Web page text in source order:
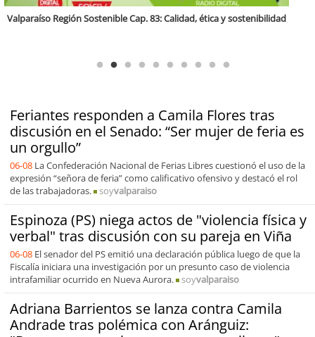
Feriantes responden a Camila Flores tras
discusión en el Senado: “Ser mujer de feria es
un orgullo”
06-08 La Confederación Nacional de Ferias Libres cuestionó el uso de la
expresión “señora de feria” como calificativo ofensivo y destacó el rol
de las trabajadoras.
soyvalparaiso
Espinoza (PS) niega actos de "violencia física y
verbal" tras discusión con su pareja en Viña
06-08 El senador del PS emitió una declaración pública luego de que la
Fiscalía iniciara una investigación por un presunto caso de violencia
intrafamiliar ocurrido en Nueva Aurora.
soyvalparaiso
Adriana Barrientos se lanza contra Camila
Andrade tras polémica con Aránguiz: